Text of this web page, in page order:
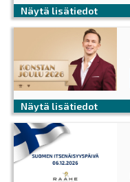
Näytä lisätiedot
Näytä lisätiedot